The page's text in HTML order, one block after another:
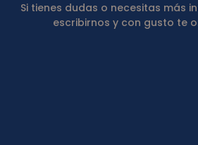
Si tienes dudas o necesitas más
escribirnos y con gusto te